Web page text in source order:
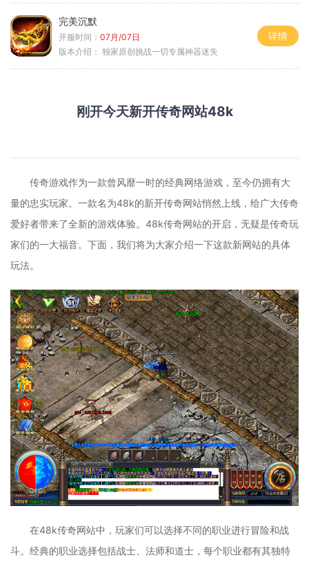
完美沉默
开服时间： 07月/07日
版本介绍： 独家原创挑战一切专属神器迷失
详情
刚开今天新开传奇网站48k
传奇游戏作为一款曾风靡一时的经典网络游戏，至今仍拥有大
量的忠实玩家。一款名为48k的新开传奇网站悄然上线，给广大传奇
爱好者带来了全新的游戏体验。48k传奇网站的开启，无疑是传奇玩
家们的一大福音。下面，我们将为大家介绍一下这款新网站的具体
玩法。
在48k传奇网站中，玩家们可以选择不同的职业进行冒险和战
斗。经典的职业选择包括战士、法师和道士，每个职业都有其独特